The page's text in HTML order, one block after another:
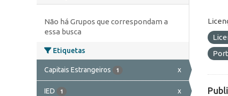
Não há Grupos que correspondam a
essa busca
Etiquetas
Capitais Estrangeiros 1 x
IED 1 x